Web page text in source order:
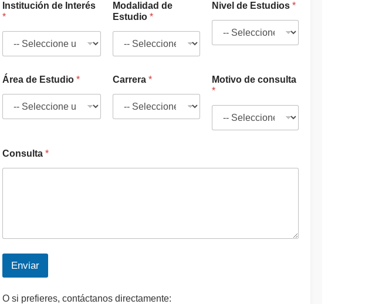
Institución de Interés
*
Modalidad de
Estudio*
Nivel de Estudios *
Área de Estudio * Carrera*
Motivo de consulta
*
Consulta *
Enviar
O si prefieres, contáctanos directamente: